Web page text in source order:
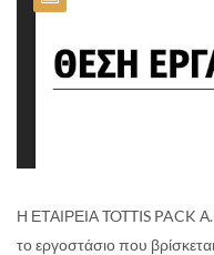
Η ΕΤΑΙΡΕΙΑ TOTTIS PACK
το εργοστάσιο που